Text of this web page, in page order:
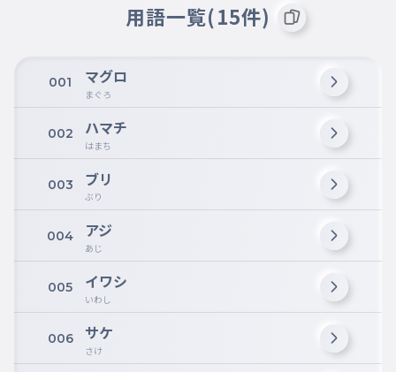
用語一覧(15件)
001 マグロ
まぐろ
002 ハマチ
はまち
003 ブリ
ぶり
004 アジ
あじ
005 イワシ
いわし
006 サケ
さけ